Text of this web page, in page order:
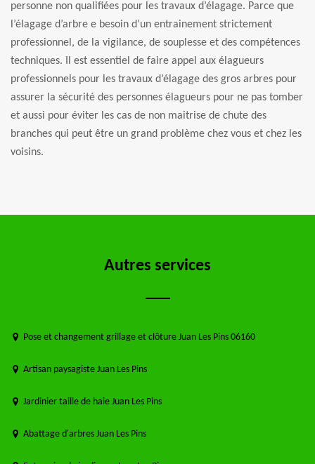
personne non qualifiées pour les travaux d’élagage. Parce que
l’élagage d’arbre e besoin d’un entrainement strictement
professionnel, de la vigilance, de souplesse et des compétences
techniques. Il est essentiel de faire appel aux élagueurs
professionnels pour les travaux d’élagage des gros arbres pour
assurer la sécurité des personnes élagueurs pour ne pas tomber
et aussi pour éviter les cas de non maitrise de chute des
branches qui peut être un grand problème chez vous et chez les
voisins.
Autres services
Pose et changement grillage et clôture Juan Les Pins 06160
Artisan paysagiste Juan Les Pins
Jardinier taille de haie Juan Les Pins
Abattage d'arbres Juan Les Pins